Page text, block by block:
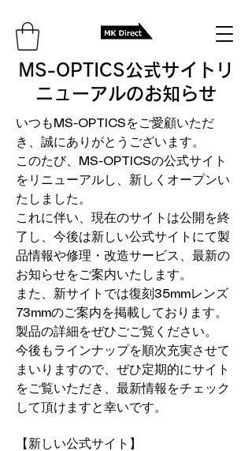
​MS-OPTICS公式サイトリ
ニューアルのお知らせ
いつもMS-OPTICSをご愛顧いただ
き、誠にありがとうございます。
このたび、MS-OPTICSの公式サイト
をリニューアルし、新しくオープンい
たしました。
これに伴い、現在のサイトは公開を終
了し、今後は新しい公式サイトにて製
品情報や修理・改造サービス、最新の
お知らせをご案内いたします。
また、新サイトでは復刻35mmレンズ
73mmのご案内を掲載しております。
製品の詳細をぜひごご覧ください。
今後もラインナップを順次充実させて
まいりますので、ぜひ定期的にサイト
をご覧いただき、最新情報をチェック
して頂けますと幸いです。
【新しい公式サイト】